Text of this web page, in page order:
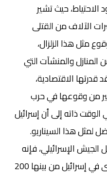
حيث تشير
الآلاف من القتلى
مثل هذا الزلزال،
والمنشآت التي
الاقتصادية،
من وقوعها في حرب
ذاته إلى أن إسرائيل
هذا السيناريو.
الإسرائيلي، فإنه
يوجد نحو مليون ومئة ألف مبنى في إسرائيل من بينها 200